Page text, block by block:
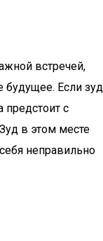
встречей,
будущее. Если зуд
предстоит с
в этом месте
неправильно